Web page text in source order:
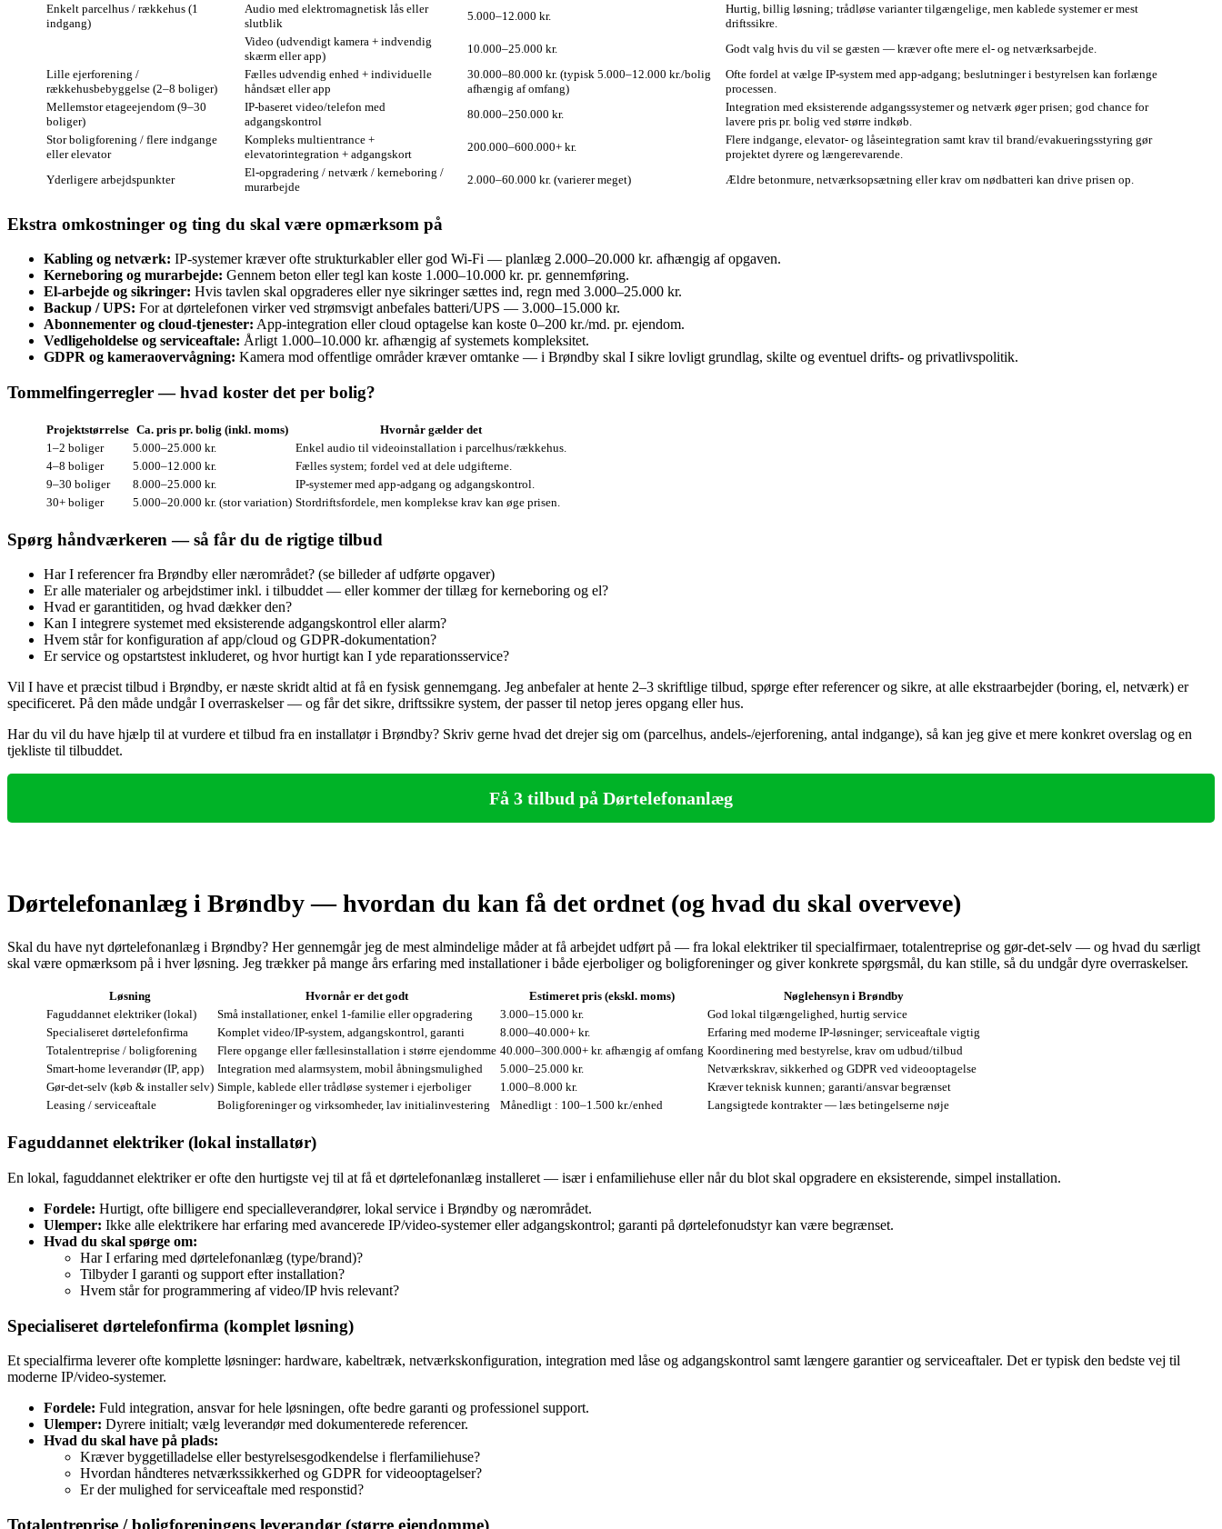
Enkelt parcelhus / rækkehus (1
indgang)
Audio med elektromagnetisk lås eller
slutblik
5.000–12.000 kr.
Hurtig, billig løsning; trådløse varianter tilgængelige, men kablede systemer er mest
driftssikre.
Video (udvendigt kamera + indvendig
skærm eller app)
10.000–25.000 kr.
Godt valg hvis du vil se gæsten — kræver ofte mere el- og netværksarbejde.
Lille ejerforening /
rækkehusbebyggelse (2–8 boliger)
Fælles udvendig enhed + individuelle
håndsæt eller app
30.000–80.000 kr. (typisk 5.000–12.000 kr./bolig
afhængig af omfang)
Ofte fordel at vælge IP-system med app-adgang; beslutninger i bestyrelsen kan forlænge
processen.
Mellemstor etageejendom (9–30
boliger)
IP-baseret video/telefon med
adgangskontrol
80.000–250.000 kr.
Integration med eksisterende adgangssystemer og netværk øger prisen; god chance for
lavere pris pr. bolig ved større indkøb.
Stor boligforening / flere indgange
eller elevator
Kompleks multientrance +
elevatorintegration + adgangskort
200.000–600.000+ kr.
Flere indgange, elevator- og låseintegration samt krav til brand/evakueringsstyring gør
projektet dyrere og længerevarende.
Yderligere arbejdspunkter
El-opgradering / netværk / kerneboring /
murarbejde
2.000–60.000 kr. (varierer meget) Ældre betonmure, netværksopsætning eller krav om nødbatteri kan drive prisen op.
Ekstra omkostninger og ting du skal være opmærksom på
Kabling og netværk: IP-systemer kræver ofte strukturkabler eller god Wi‑Fi — planlæg 2.000–20.000 kr. afhængig af opgaven.
Kerneboring og murarbejde: Gennem beton eller tegl kan koste 1.000–10.000 kr. pr. gennemføring.
El‑arbejde og sikringer: Hvis tavlen skal opgraderes eller nye sikringer sættes ind, regn med 3.000–25.000 kr.
Backup / UPS: For at dørtelefonen virker ved strømsvigt anbefales batteri/UPS — 3.000–15.000 kr.
Abonnementer og cloud‑tjenester: App‑integration eller cloud optagelse kan koste 0–200 kr./md. pr. ejendom.
Vedligeholdelse og serviceaftale: Årligt 1.000–10.000 kr. afhængig af systemets kompleksitet.
GDPR og kameraovervågning: Kamera mod offentlige områder kræver omtanke — i Brøndby skal I sikre lovligt grundlag, skilte og eventuel drifts- og privatlivspolitik.
Tommelfingerregler — hvad koster det per bolig?
Projektstørrelse Ca. pris pr. bolig (inkl. moms)
Hvornår gælder det
1–2 boliger
5.000–25.000 kr.
Enkel audio til videoinstallation i parcelhus/rækkehus.
4–8 boliger
5.000–12.000 kr.
Fælles system; fordel ved at dele udgifterne.
9–30 boliger
8.000–25.000 kr.
IP-systemer med app-adgang og adgangskontrol.
30+ boliger
5.000–20.000 kr. (stor variation) Stordriftsfordele, men komplekse krav kan øge prisen.
Spørg håndværkeren — så får du de rigtige tilbud
Har I referencer fra Brøndby eller nærområdet? (se billeder af udførte opgaver)
Er alle materialer og arbejdstimer inkl. i tilbuddet — eller kommer der tillæg for kerneboring og el?
Hvad er garantitiden, og hvad dækker den?
Kan I integrere systemet med eksisterende adgangskontrol eller alarm?
Hvem står for konfiguration af app/cloud og GDPR‑dokumentation?
Er service og opstartstest inkluderet, og hvor hurtigt kan I yde reparationsservice?
Vil I have et præcist tilbud i Brøndby, er næste skridt altid at få en fysisk gennemgang. Jeg anbefaler at hente 2–3 skriftlige tilbud, spørge efter referencer og sikre, at alle ekstraarbejder (boring, el, netværk) er
specificeret. På den måde undgår I overraskelser — og får det sikre, driftssikre system, der passer til netop jeres opgang eller hus.
Har du vil du have hjælp til at vurdere et tilbud fra en installatør i Brøndby? Skriv gerne hvad det drejer sig om (parcelhus, andels-/ejerforening, antal indgange), så kan jeg give et mere konkret overslag og en
tjekliste til tilbuddet.
Få 3 tilbud på Dørtelefonanlæg
Dørtelefonanlæg i Brøndby — hvordan du kan få det ordnet (og hvad du skal overveve)
Skal du have nyt dørtelefonanlæg i Brøndby? Her gennemgår jeg de mest almindelige måder at få arbejdet udført på — fra lokal elektriker til specialfirmaer, totalentreprise og gør‑det‑selv — og hvad du særligt
skal være opmærksom på i hver løsning. Jeg trækker på mange års erfaring med installationer i både ejerboliger og boligforeninger og giver konkrete spørgsmål, du kan stille, så du undgår dyre overraskelser.
Løsning Hvornår er det godt Estimeret pris (ekskl. moms)
Nøglehensyn i Brøndby
Faguddannet elektriker (lokal)
Små installationer, enkel 1‑familie eller opgradering 3.000–15.000 kr.
God lokal tilgængelighed, hurtig service
Specialiseret dørtelefonfirma
Komplet video/IP‑system, adgangskontrol, garanti 8.000–40.000+ kr.
Erfaring med moderne IP‑løsninger; serviceaftale vigtig
Totalentreprise / boligforening
Flere opgange eller fællesinstallation i større ejendomme 40.000–300.000+ kr. afhængig af omfang Koordinering med bestyrelse, krav om udbud/tilbud
Smart‑home leverandør (IP, app)
Integration med alarmsystem, mobil åbningsmulighed 5.000–25.000 kr.
Netværkskrav, sikkerhed og GDPR ved videooptagelse
Gør‑det‑selv (køb & installer selv) Simple, kablede eller trådløse systemer i ejerboliger 1.000–8.000 kr.
Kræver teknisk kunnen; garanti/ansvar begrænset
Leasing / serviceaftale
Boligforeninger og virksomheder, lav initialinvestering Månedligt : 100–1.500 kr./enhed Langsigtede kontrakter — læs betingelserne nøje
Faguddannet elektriker (lokal installatør)
En lokal, faguddannet elektriker er ofte den hurtigste vej til at få et dørtelefonanlæg installeret — især i enfamiliehuse eller når du blot skal opgradere en eksisterende, simpel installation.
Fordele: Hurtigt, ofte billigere end specialleverandører, lokal service i Brøndby og nærområdet.
Ulemper: Ikke alle elektrikere har erfaring med avancerede IP/video‑systemer eller adgangskontrol; garanti på dørtelefonudstyr kan være begrænset.
Hvad du skal spørge om:
Har I erfaring med dørtelefonanlæg (type/brand)?
Tilbyder I garanti og support efter installation?
Hvem står for programmering af video/IP hvis relevant?
Specialiseret dørtelefonfirma (komplet løsning)
Et specialfirma leverer ofte komplette løsninger: hardware, kabeltræk, netværkskonfiguration, integration med låse og adgangskontrol samt længere garantier og serviceaftaler. Det er typisk den bedste vej til
moderne IP/video‑systemer.
Fordele: Fuld integration, ansvar for hele løsningen, ofte bedre garanti og professionel support.
Ulemper: Dyrere initialt; vælg leverandør med dokumenterede referencer.
Hvad du skal have på plads:
Kræver byggetilladelse eller bestyrelsesgodkendelse i flerfamiliehuse?
Hvordan håndteres netværkssikkerhed og GDPR for videooptagelser?
Er der mulighed for serviceaftale med responstid?
Totalentreprise / boligforeningens leverandør (større ejendomme)